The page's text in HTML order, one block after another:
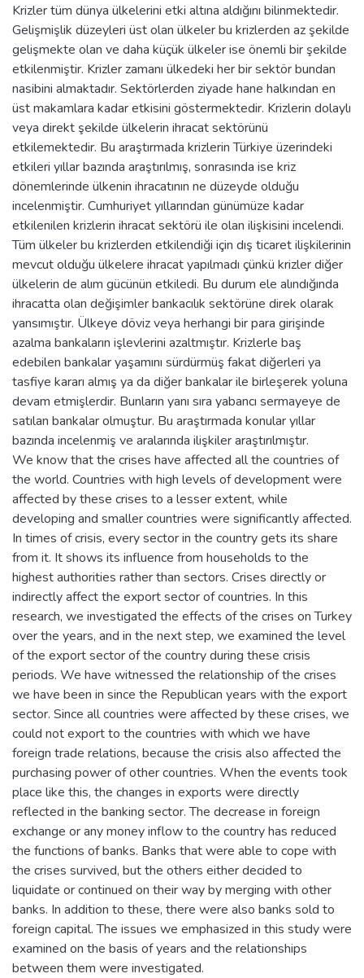
Krizler tüm dünya ülkelerini etki altına aldığını bilinmektedir.
Gelişmişlik düzeyleri üst olan ülkeler bu krizlerden az şekilde
gelişmekte olan ve daha küçük ülkeler ise önemli bir şekilde
etkilenmiştir. Krizler zamanı ülkedeki her bir sektör bundan
nasibini almaktadır. Sektörlerden ziyade hane halkından en
üst makamlara kadar etkisini göstermektedir. Krizlerin dolaylı
veya direkt şekilde ülkelerin ihracat sektörünü
etkilemektedir. Bu araştırmada krizlerin Türkiye üzerindeki
etkileri yıllar bazında araştırılmış, sonrasında ise kriz
dönemlerinde ülkenin ihracatının ne düzeyde olduğu
incelenmiştir. Cumhuriyet yıllarından günümüze kadar
etkilenilen krizlerin ihracat sektörü ile olan ilişkisini incelendi.
Tüm ülkeler bu krizlerden etkilendiği için dış ticaret ilişkilerinin
mevcut olduğu ülkelere ihracat yapılmadı çünkü krizler diğer
ülkelerin de alım gücünün etkiledi. Bu durum ele alındığında
ihracatta olan değişimler bankacılık sektörüne direk olarak
yansımıştır. Ülkeye döviz veya herhangi bir para girişinde
azalma bankaların işlevlerini azaltmıştır. Krizlerle baş
edebilen bankalar yaşamını sürdürmüş fakat diğerleri ya
tasfiye kararı almış ya da diğer bankalar ile birleşerek yoluna
devam etmişlerdir. Bunların yanı sıra yabancı sermayeye de
satılan bankalar olmuştur. Bu araştırmada konular yıllar
bazında incelenmiş ve aralarında ilişkiler araştırılmıştır.
We know that the crises have affected all the countries of
the world. Countries with high levels of development were
affected by these crises to a lesser extent, while
developing and smaller countries were significantly affected.
In times of crisis, every sector in the country gets its share
from it. It shows its influence from households to the
highest authorities rather than sectors. Crises directly or
indirectly affect the export sector of countries. In this
research, we investigated the effects of the crises on Turkey
over the years, and in the next step, we examined the level
of the export sector of the country during these crisis
periods. We have witnessed the relationship of the crises
we have been in since the Republican years with the export
sector. Since all countries were affected by these crises, we
could not export to the countries with which we have
foreign trade relations, because the crisis also affected the
purchasing power of other countries. When the events took
place like this, the changes in exports were directly
reflected in the banking sector. The decrease in foreign
exchange or any money inflow to the country has reduced
the functions of banks. Banks that were able to cope with
the crises survived, but the others either decided to
liquidate or continued on their way by merging with other
banks. In addition to these, there were also banks sold to
foreign capital. The issues we emphasized in this study were
examined on the basis of years and the relationships
between them were investigated.